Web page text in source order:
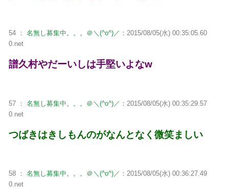
54 ： 名無し募集中。。。＠＼(^o^)／ ：2015/08/05(水) 00:35:05.60
0.net
譜久村やだーいしは手堅いよなw
57 ： 名無し募集中。。。＠＼(^o^)／ ：2015/08/05(水) 00:35:29.57
0.net
つばきはきしもんのがなんとなく微笑ましい
58 ： 名無し募集中。。。＠＼(^o^)／ ：2015/08/05(水) 00:36:27.49
0.net